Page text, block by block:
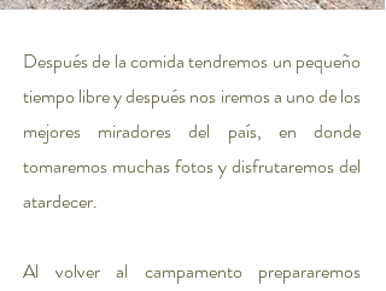
Después de la comida tendremos un pequeño
tiempo libre y después nos iremos a uno de los
mejores miradores del país, en donde
tomaremos muchas fotos y disfrutaremos del
atardecer.
Al volver al campamento prepararemos